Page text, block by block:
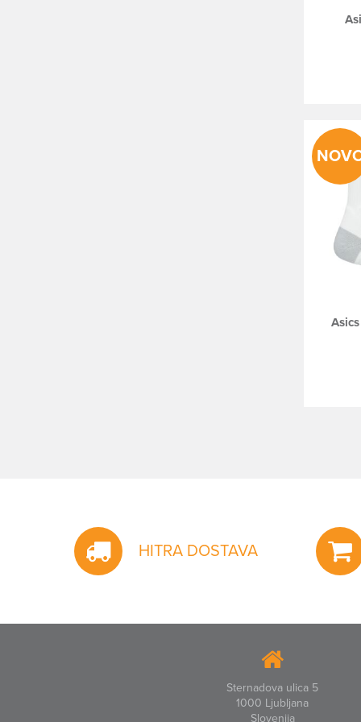
HITRA DOSTAVA
Sternadova ulica 5
1000 Ljubljana
Slovenija